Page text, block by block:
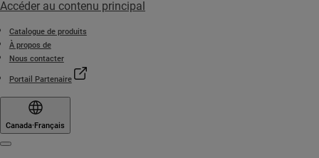
Accéder au contenu principal
Catalogue de produits
À propos de
Nous contacter
Portail Partenaire
Canada·Français